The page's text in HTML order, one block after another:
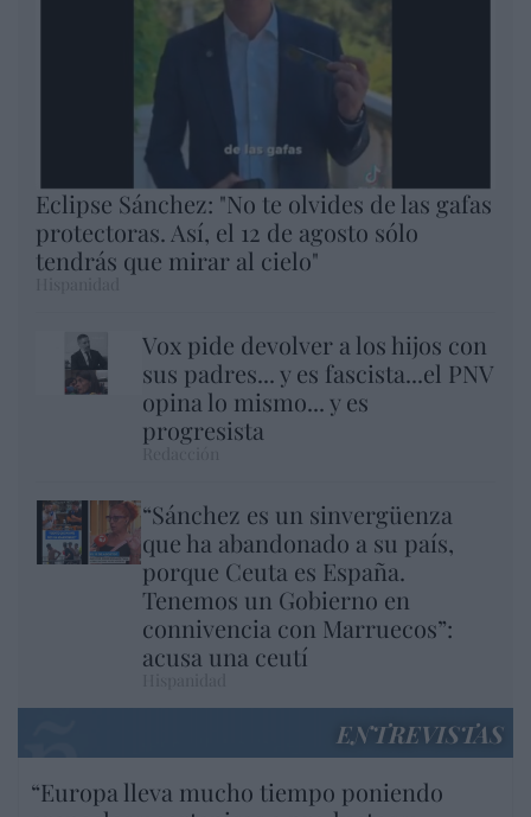
Eclipse Sánchez: "No te olvides de las gafas
protectoras. Así, el 12 de agosto sólo
tendrás que mirar al cielo"
Vox pide devolver a los hijos con
sus padres... y es fascista...el PNV
opina lo mismo... y es
progresista
“Sánchez es un sinvergüenza
que ha abandonado a su país,
porque Ceuta es España.
Tenemos un Gobierno en
connivencia con Marruecos”:
acusa una ceutí
ENTREVISTAS
“Europa lleva mucho tiempo poniendo